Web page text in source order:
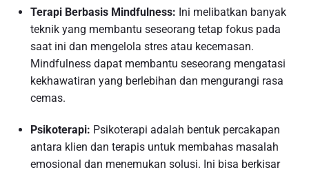
Terapi Berbasis Mindfulness: Ini melibatkan banyak
teknik yang membantu seseorang tetap fokus pada
saat ini dan mengelola stres atau kecemasan.
Mindfulness dapat membantu seseorang mengatasi
kekhawatiran yang berlebihan dan mengurangi rasa
cemas.
Psikoterapi: Psikoterapi adalah bentuk percakapan
antara klien dan terapis untuk membahas masalah
emosional dan menemukan solusi. Ini bisa berkisar